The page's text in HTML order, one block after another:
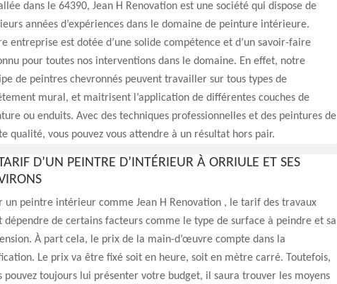
dans le 64390, Jean H Renovation est une société qui dispose de
années d’expériences dans le domaine de peinture intérieure.
entreprise est dotée d’une solide compétence et d’un savoir-faire
pour toutes nos interventions dans le domaine. En effet, notre
de peintres chevronnés peuvent travailler sur tous types de
mural, et maitrisent l’application de différentes couches de
ou enduits. Avec des techniques professionnelles et des peintures de
qualité, vous pouvez vous attendre à un résultat hors pair.
D’UN PEINTRE D’INTÉRIEUR À ORRIULE ET SES
un peintre intérieur comme Jean H Renovation , le tarif des travaux
dépendre de certains facteurs comme le type de surface à peindre et sa
À part cela, le prix de la main-d’œuvre compte dans la
Le prix va être fixé soit en heure, soit en mètre carré. Toutefois,
pouvez toujours lui présenter votre budget, il saura trouver les moyens